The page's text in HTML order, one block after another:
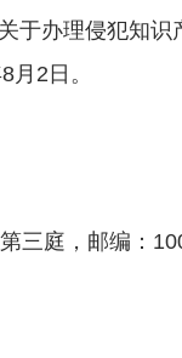
办理侵犯知识
2日。
庭，邮编：